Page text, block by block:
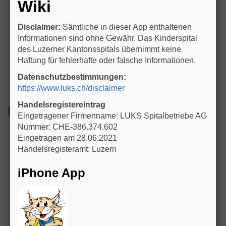
Bei Bauchschmerzen mit (zugewiesenem) V.a.
Appendizitis zunächst klinische Beurteilung durch INS
AA und, wenn im Dienst vorhanden, INS OA
bei kinder-/hausärztlicher Zuweisung mit V.a.
Appendizitis danach immer Information an
kinderchirurgischen Dienst (Pikett AA/Dienst OA) zur
klinischen Mitbeurteilung und Besprechung weiterer
Verordnungen
Mögliche Diagnostik
Sonographie Abdomen: Frage nach Appendizitis,
Ovarialtorsion, -zysten, Lymphadenitis mesenterialis,
intestinale Wandverdickung, freie Flüssigkeit
wegen Notwendigkeit einer gefüllten Blase zur
Darstellung des inneren Genitale, bei Mädchen
Miktion für Urinstix wenn möglich bis nach der
Sonographie aufschieben
Labor: HG 1, CRP, Urinstix (bei eindeutig
Wiki
Disclaimer: Sämtliche in dieser App enthaltenen
Informationen sind ohne Gewähr. Das Kinderspital
des Luzerner Kantonsspitals übernimmt keine
Haftung für fehlerhafte oder falsche Informationen.
Datenschutzbestimmungen:
https://www.luks.ch/disclaimer
Handelsregistereintrag
Eingetragener Firmenname: LUKS Spitalbetriebe AG
Nummer: CHE-386.374.602
Eingetragen am 28.06.2021
Handelsregisteramt: Luzern
iPhone App